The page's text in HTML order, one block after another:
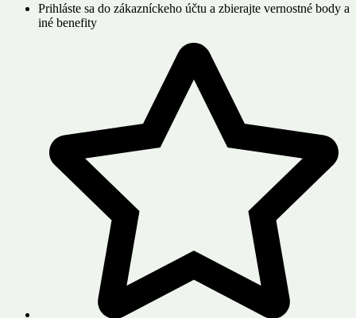
Prihláste sa do zákazníckeho účtu a zbierajte vernostné body a
iné benefity